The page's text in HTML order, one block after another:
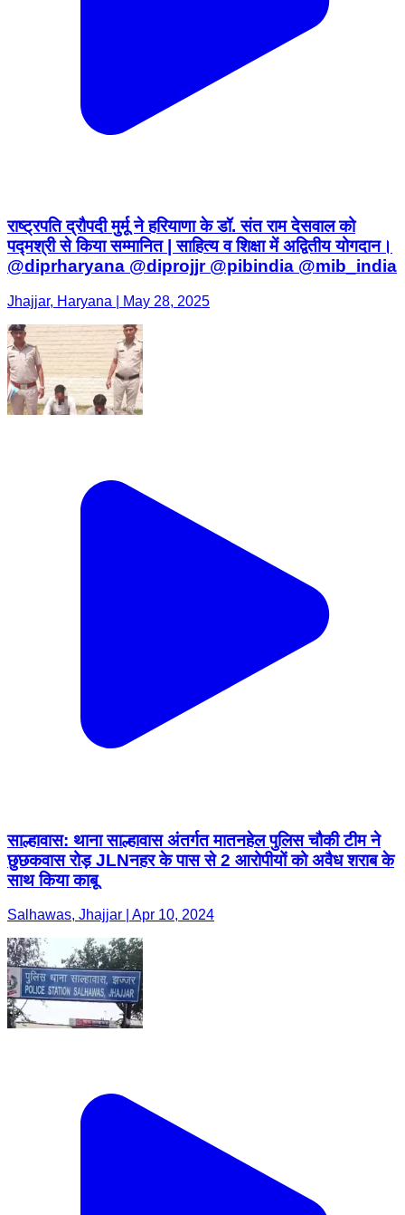
राष्ट्रपति द्रौपदी मुर्मू ने हरियाणा के डॉ. संत राम देसवाल को
पद्मश्री से किया सम्मानित | साहित्य व शिक्षा में अद्वितीय योगदान।
@diprharyana @diprojjr @pibindia @mib_india
Jhajjar, Haryana | May 28, 2025
साल्हावास: थाना साल्हावास अंतर्गत मातनहेल पुलिस चौकी टीम ने
छुछकवास रोड़ JLNनहर के पास से 2 आरोपीयों को अवैध शराब के
साथ किया काबू
Salhawas, Jhajjar | Apr 10, 2024